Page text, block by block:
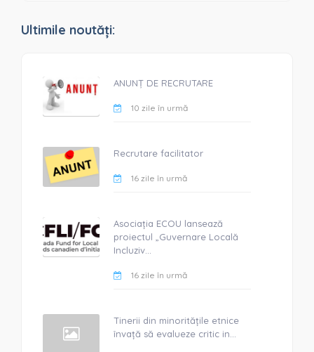
Ultimile noutăți:
ANUNȚ DE RECRUTARE
10 zile în urmă
Recrutare facilitator
16 zile în urmă
Asociația ECOU lansează
proiectul „Guvernare Locală
Incluziv...
16 zile în urmă
Tinerii din minoritățile etnice
învață să evalueze critic in...